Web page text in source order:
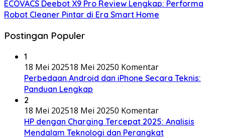
ECOVACS Deebot X9 Pro Review Lengkap: Performa
Robot Cleaner Pintar di Era Smart Home
Postingan Populer
1
18 Mei 202518 Mei 20250 Komentar
Perbedaan Android dan iPhone Secara Teknis:
Panduan Lengkap
2
18 Mei 202518 Mei 20250 Komentar
HP dengan Charging Tercepat 2025: Analisis
Mendalam Teknologi dan Perangkat